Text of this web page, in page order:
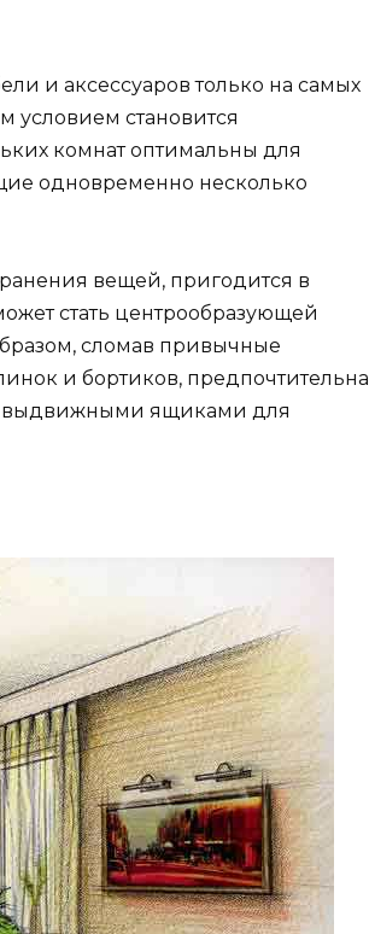
и аксессуаров только на самых
условием становится
комнат оптимальны для
одновременно несколько
вещей, пригодится в
стать центрообразующей
сломав привычные
и бортиков, предпочтительна
выдвижными ящиками для